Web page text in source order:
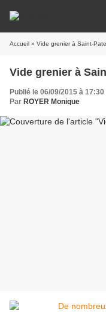
Accueil » Vide grenier à Saint-
Vide grenier à
Publié le 06/09/2015 à 17:30
Par ROYER Monique